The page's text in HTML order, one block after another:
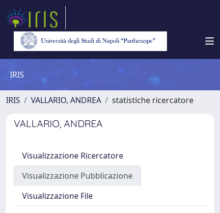
IRIS
IRIS VALLARIO, ANDREA statistiche ricercatore
VALLARIO, ANDREA
Visualizzazione Ricercatore
Visualizzazione Pubblicazione
Visualizzazione File